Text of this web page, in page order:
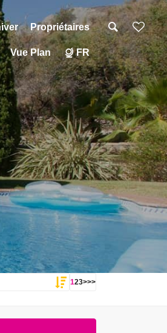
123>>>
Propriétaires
Vue Plan FR